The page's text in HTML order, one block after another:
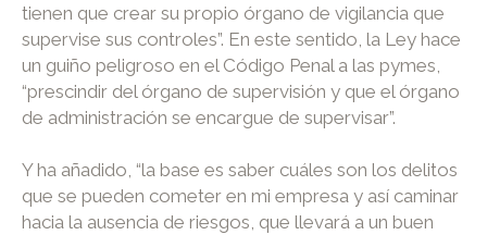
tienen que crear su propio órgano de vigilancia que
supervise sus controles”. En este sentido, la Ley hace
un guiño peligroso en el Código Penal a las pymes,
“prescindir del órgano de supervisión y que el órgano
de administración se encargue de supervisar”.
Y ha añadido, “la base es saber cuáles son los delitos
que se pueden cometer en mi empresa y así caminar
hacia la ausencia de riesgos, que llevará a un buen